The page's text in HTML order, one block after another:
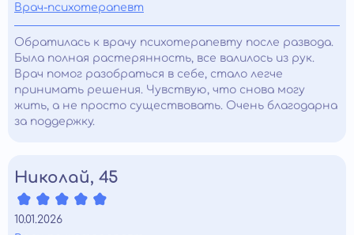
Врач-психотерапевт
Обратилась к врачу психотерапевту после развода.
Была полная растерянность, все валилось из рук.
Врач помог разобраться в себе, стало легче
принимать решения. Чувствую, что снова могу
жить, а не просто существовать. Очень благодарна
за поддержку.
Николай, 45
10.01.2026